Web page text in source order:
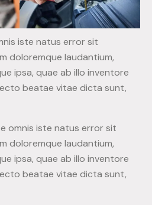
iste natus error sit
doloremque laudantium,
ipsa, quae ab illo inventore
beatae vitae dicta sunt,
omnis iste natus error sit
doloremque laudantium,
ipsa, quae ab illo inventore
beatae vitae dicta sunt,